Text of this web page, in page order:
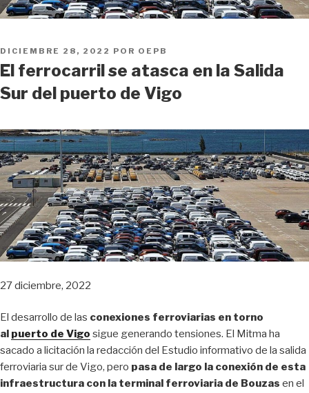
PUBLICADO
EL
DICIEMBRE 28, 2022 POR OEPB
El ferrocarril se atasca en la Salida
Sur del puerto de Vigo
27 diciembre, 2022
El desarrollo de las conexiones ferroviarias en torno
al puerto de Vigo sigue generando tensiones. El Mitma ha
sacado a licitación la redacción del Estudio informativo de la salida
ferroviaria sur de Vigo, pero pasa de largo la conexión de esta
infraestructura con la terminal ferroviaria de Bouzas en el